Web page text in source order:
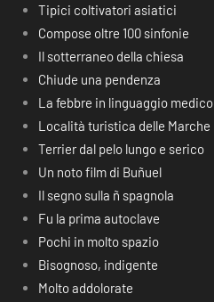
Tipici coltivatori asiatici
Compose oltre 100 sinfonie
Il sotterraneo della chiesa
Chiude una pendenza
La febbre in linguaggio medico
Località turistica delle Marche
Terrier dal pelo lungo e serico
Un noto film di Buñuel
Il segno sulla ñ spagnola
Fu la prima autoclave
Pochi in molto spazio
Bisognoso, indigente
Molto addolorate